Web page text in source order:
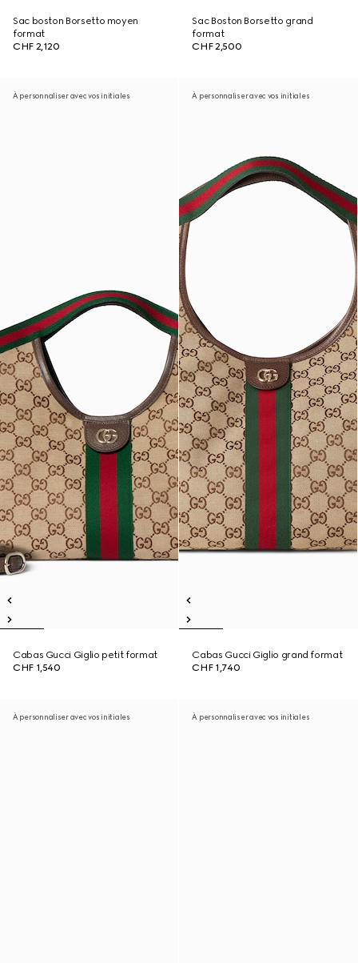
Sac boston Borsetto moyen
format
CHF 2,120
Sac Boston Borsetto grand
format
CHF 2,500
À personnaliser avec vos initiales
Cabas Gucci Giglio petit format
CHF 1,540
À personnaliser avec vos initiales
Cabas Gucci Giglio grand format
CHF 1,740
À personnaliser avec vos initiales À personnaliser avec vos initiales